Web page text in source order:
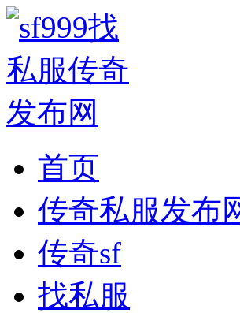
首页
传奇私服发布
传奇sf
找私服